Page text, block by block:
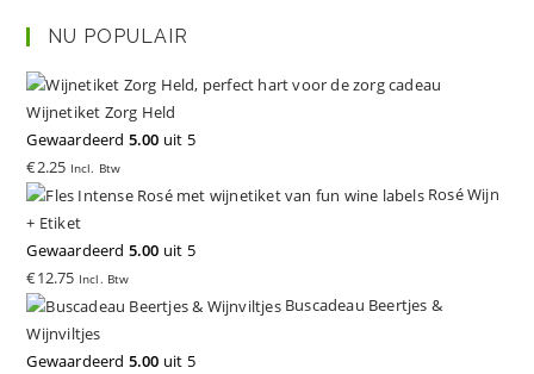
NU POPULAIR
Wijnetiket Zorg Held
Gewaardeerd 5.00 uit 5
€2.25 Incl. Btw
Rosé Wijn
+ Etiket
Gewaardeerd 5.00 uit 5
€12.75 Incl. Btw
Buscadeau Beertjes &
Wijnviltjes
Gewaardeerd 5.00 uit 5